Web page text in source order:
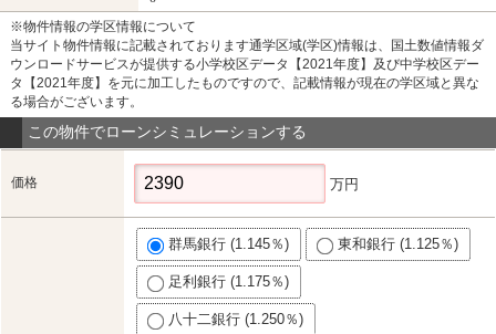
※物件情報の学区情報について
当サイト物件情報に記載されております通学区域(学区)情報は、国土数値情報ダ
ウンロードサービスが提供する小学校区データ【2021年度】及び中学校区デー
タ【2021年度】を元に加工したものですので、記載情報が現在の学区域と異な
る場合がございます。
この物件でローンシミュレーションする
価格 万円
群馬銀行 (1.145％) 東和銀行 (1.125％)
足利銀行 (1.175％)
八十二銀行 (1.250％)